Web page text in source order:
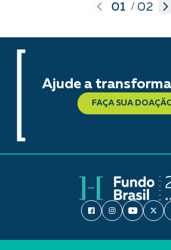
01 / 02
Ajude a
FAÇA SUA